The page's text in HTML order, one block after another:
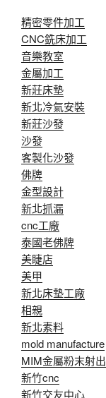
精密零件加工
CNC銑床加工
音樂教室
金屬加工
新莊床墊
新北冷氣安裝
新莊沙發
沙發
客製化沙發
佛牌
金型設計
新北抓漏
cnc工廠
泰國老佛牌
美睫店
美甲
新北床墊工廠
相親
新北素料
mold manufacture
MIM金屬粉末射出
新竹cnc
新竹交友中心